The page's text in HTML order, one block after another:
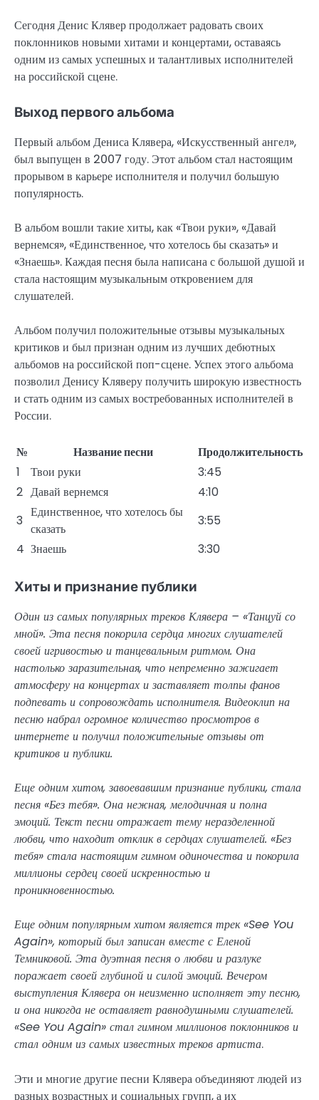
Сегодня Денис Клявер продолжает радовать своих
поклонников новыми хитами и концертами, оставаясь
одним из самых успешных и талантливых исполнителей
на российской сцене.
Выход первого альбома
Первый альбом Дениса Клявера, «Искусственный ангел»,
был выпущен в 2007 году. Этот альбом стал настоящим
прорывом в карьере исполнителя и получил большую
популярность.
В альбом вошли такие хиты, как «Твои руки», «Давай
вернемся», «Единственное, что хотелось бы сказать» и
«Знаешь». Каждая песня была написана с большой душой и
стала настоящим музыкальным откровением для
слушателей.
Альбом получил положительные отзывы музыкальных
критиков и был признан одним из лучших дебютных
альбомов на российской поп-сцене. Успех этого альбома
позволил Денису Кляверу получить широкую известность
и стать одним из самых востребованных исполнителей в
России.
№ Название песни
Продолжительность
1
Твои руки
3:45
2 Давай вернемся
4:10
3
Единственное, что хотелось бы
сказать
3:55
4 Знаешь 3:30
Хиты и признание публики
Один из самых популярных треков Клявера – «Танцуй со
мной». Эта песня покорила сердца многих слушателей
своей игривостью и танцевальным ритмом. Она
настолько заразительная, что непременно зажигает
атмосферу на концертах и заставляет толпы фанов
подпевать и сопровождать исполнителя. Видеоклип на
песню набрал огромное количество просмотров в
интернете и получил положительные отзывы от
критиков и публики.
Еще одним хитом, завоевавшим признание публики, стала
песня «Без тебя». Она нежная, мелодичная и полна
эмоций. Текст песни отражает тему неразделенной
любви, что находит отклик в сердцах слушателей. «Без
тебя» стала настоящим гимном одиночества и покорила
миллионы сердец своей искренностью и
проникновенностью.
Еще одним популярным хитом является трек «See You
Again», который был записан вместе с Еленой
Темниковой. Эта дуэтная песня о любви и разлуке
поражает своей глубиной и силой эмоций. Вечером
выступления Клявера он неизменно исполняет эту песню,
и она никогда не оставляет равнодушными слушателей.
«See You Again» стал гимном миллионов поклонников и
стал одним из самых известных треков артиста.
Эти и многие другие песни Клявера объединяют людей из
разных возрастных и социальных групп, а их